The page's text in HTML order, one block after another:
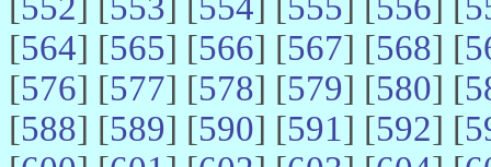
[564] [565] [566] [567] [568] [
[576] [577] [578] [579] [580] [
[588] [589] [590] [591] [592] [